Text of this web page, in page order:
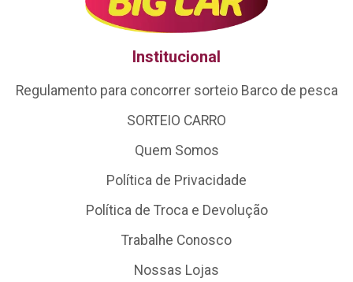
Institucional
Regulamento para concorrer sorteio Barco de pesca
SORTEIO CARRO
Quem Somos
Política de Privacidade
Política de Troca e Devolução
Trabalhe Conosco
Nossas Lojas